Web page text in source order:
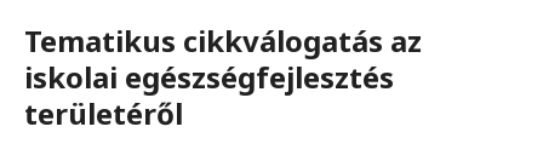
Tematikus cikkválogatás az
iskolai egészségfejlesztés
területéről